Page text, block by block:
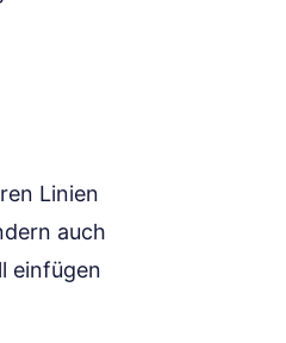
Linien
auch
einfügen